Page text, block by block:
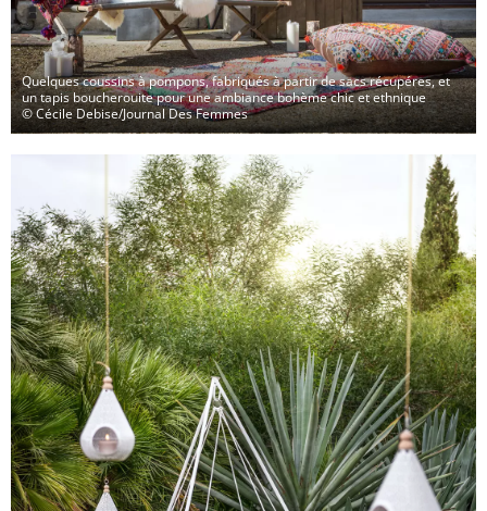
Quelques coussins à pompons, fabriqués à partir de sacs récupéres, et
un tapis boucherouite pour une ambiance bohème chic et ethnique
© Cécile Debise/Journal Des Femmes